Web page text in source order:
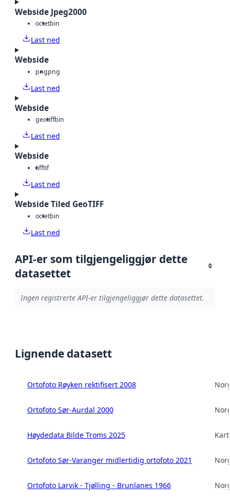
Webside Jpeg2000
octetbin
Last ned
Webside
pngpng
Last ned
Webside
geotiffbin
Last ned
Webside
tifftif
Last ned
Webside Tiled GeoTIFF
octetbin
Last ned
API-er som tilgjengeliggjør dette
datasettet
0
Ingen registrerte API-er tilgjengeliggjør dette datasettet.
Lignende datasett
Ortofoto Røyken rektifisert 2008
Ortofoto Sør-Aurdal 2000
Høydedata Bilde Troms 2025
Ortofoto Sør-Varanger midlertidig ortofoto 2021
Ortofoto Larvik - Tjølling - Brunlanes 1966